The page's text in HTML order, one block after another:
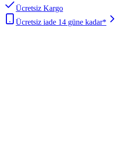
Ücretsiz Kargo
Ücretsiz iade 14 güne kadar*